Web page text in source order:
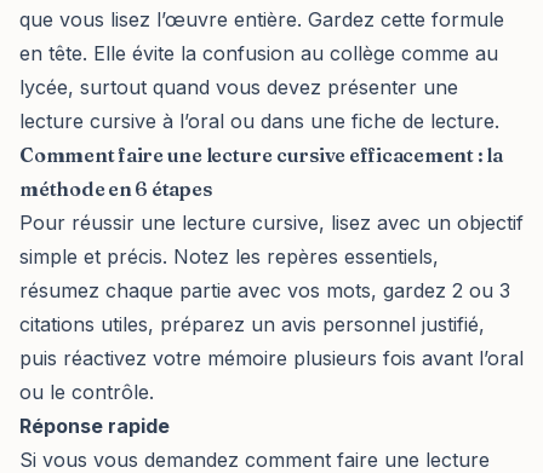
que vous lisez l’œuvre entière. Gardez cette formule
en tête. Elle évite la confusion au collège comme au
lycée, surtout quand vous devez présenter une
lecture cursive à l’oral ou dans une fiche de lecture.
Comment faire une lecture cursive efficacement : la
méthode en 6 étapes
Pour réussir une lecture cursive, lisez avec un objectif
simple et précis. Notez les repères essentiels,
résumez chaque partie avec vos mots, gardez 2 ou 3
citations utiles, préparez un avis personnel justifié,
puis réactivez votre mémoire plusieurs fois avant l’oral
ou le contrôle.
Réponse rapide
Si vous vous demandez comment faire une lecture